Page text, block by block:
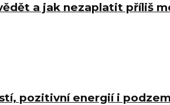
a jak nezaplatit příliš
pozitivní energií i